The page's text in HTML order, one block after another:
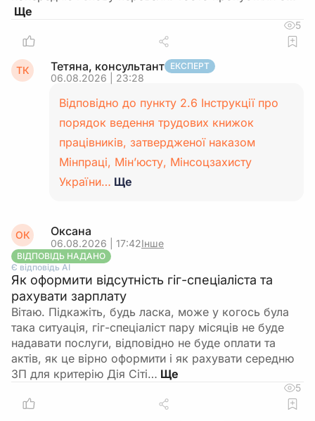
5
ТК Тетяна, консультант ЕКСПЕРТ
06.08.2026 | 23:28
Відповідно до пункту 2.6 Інструкції про
порядок ведення трудових книжок
працівників, затвердженої наказом
Мінпраці, Мін’юсту, Мінсоцзахисту
України… Ще
ОК Оксана
06.08.2026 | 17:42Інше
ВІДПОВІДЬ НАДАНО
Є відповідь АІ
Як оформити відсутність гіг-спеціаліста та
рахувати зарплату
Вітаю. Підкажіть, будь ласка, може у когось була
така ситуація, гіг-спеціаліст пару місяців не буде
надавати послуги, відповідно не буде оплати та
актів, як це вірно оформити і як рахувати середню
ЗП для критерію Дія Сіті…
5